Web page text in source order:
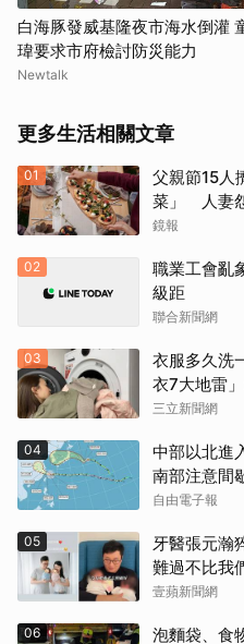
白海豚發威基隆夜市海水倒灌
瑋要求市府檢討防災能力
Newtalk
更多生活相關文章
01
父親節15人
菜」 人妻
菜
鏡報
02
職業工會亂
級距
聯合新聞網
03
衣服多久洗
衣7大地雷
三立新聞網
04
中部以北進
南部注意間
自由電子報
05
牙醫張元瀚
難過不比我
壹蘋新聞網
06
泡麵袋、食